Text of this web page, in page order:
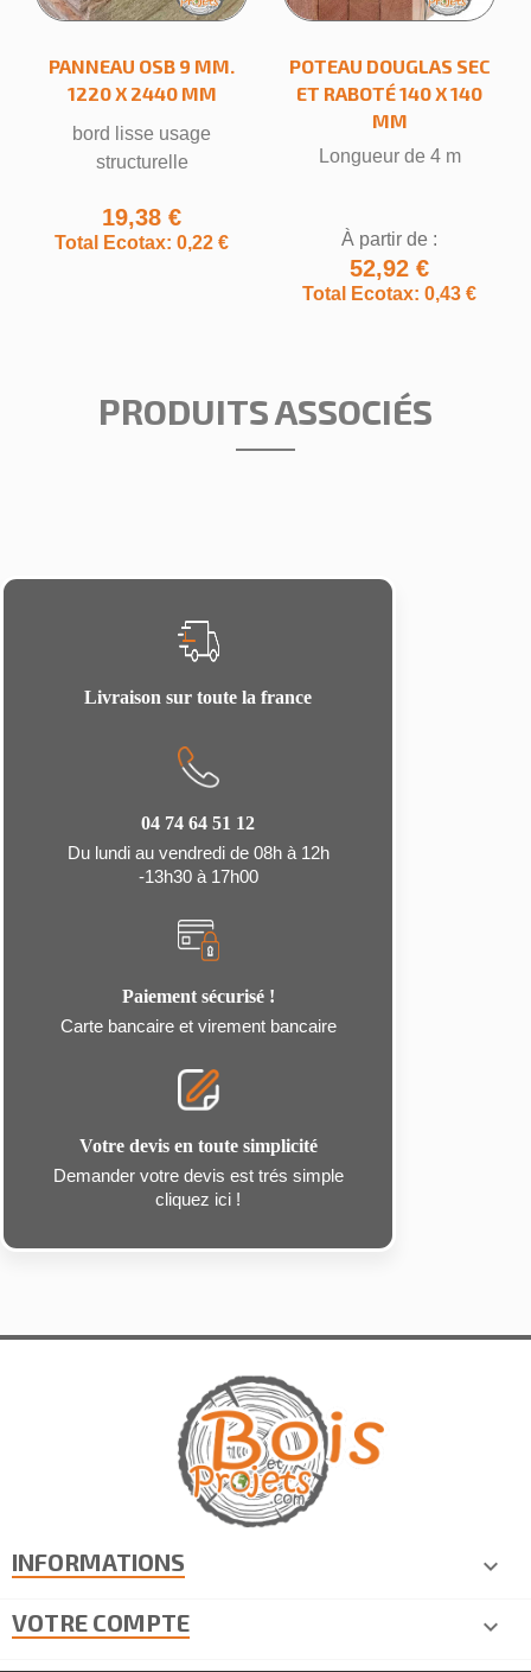
PANNEAU OSB 9 MM.
1220 X 2440 MM
bord lisse usage
structurelle
19,38 €
Total Ecotax: 0,22 €
POTEAU DOUGLAS SEC
ET RABOTÉ 140 X 140
MM
Longueur de 4 m
À partir de :
52,92 €
Total Ecotax: 0,43 €
PRODUITS ASSOCIÉS
Livraison sur toute la france
04 74 64 51 12
Du lundi au vendredi de 08h à 12h
-13h30 à 17h00
Paiement sécurisé !
Carte bancaire et virement bancaire
Votre devis en toute simplicité
Demander votre devis est trés simple
cliquez ici !
INFORMATIONS

VOTRE COMPTE
